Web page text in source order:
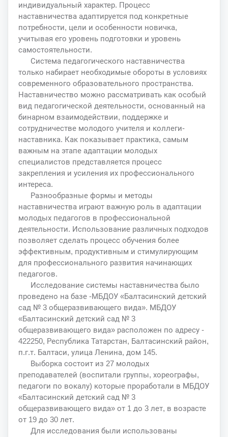
индивидуальный характер. Процесс
наставничества адаптируется под конкретные
потребности, цели и особенности новичка,
учитывая его уровень подготовки и уровень
самостоятельности.
Система педагогического наставничества
только набирает необходимые обороты в условиях
современного образовательного пространства.
Наставничество можно рассматривать как особый
вид педагогической деятельности, основанный на
бинарном взаимодействии, поддержке и
сотрудничестве молодого учителя и коллеги-
наставника. Как показывает практика, самым
важным на этапе адаптации молодых
специалистов представляется процесс
закрепления и усиления их профессионального
интереса.
Разнообразные формы и методы
наставничества играют важную роль в адаптации
молодых педагогов в профессиональной
деятельности. Использование различных подходов
позволяет сделать процесс обучения более
эффективным, продуктивным и стимулирующим
для профессионального развития начинающих
педагогов.
Исследование системы наставничества было
проведено на базе -МБДОУ «Балтасинский детский
сад № 3 общеразвивающего вида». МБДОУ
«Балтасинский детский сад № 3
общеразвивающего вида» расположен по адресу -
422250, Республика Татарстан, Балтасинский район,
п.г.т. Балтаси, улица Ленина, дом 145.
Выборка состоит из 27 молодых
преподавателей (воспитали группы, хореографы,
педагоги по вокалу) которые проработали в МБДОУ
«Балтасинский детский сад № 3
общеразвивающего вида» от 1 до 3 лет, в возрасте
от 19 до 30 лет.
Для исследования были использованы